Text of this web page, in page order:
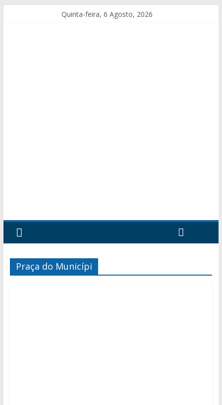
Quinta-feira, 6 Agosto, 2026
Praça do Municípi